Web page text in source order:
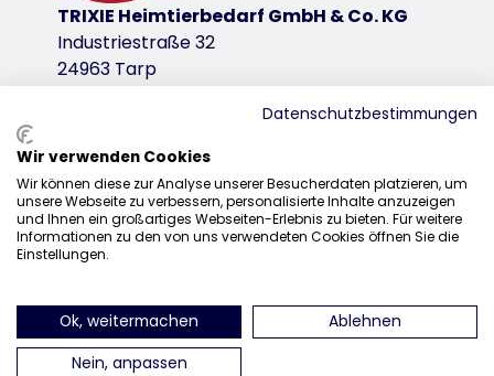
TRIXIE Heimtierbedarf GmbH & Co. KG
Industriestraße 32
24963 Tarp
Distributie
+31 20 7980 995
sales@trixie.de
vind ons op Instagram
vind ons op Facebook
vind ons op Pinterest
vind ons
Datenschutzbestimmungen
Wir verwenden Cookies
Wir können diese zur Analyse unserer Besucherdaten platzieren, um
unsere Webseite zu verbessern, personalisierte Inhalte anzuzeigen
und Ihnen ein großartiges Webseiten-Erlebnis zu bieten. Für weitere
Informationen zu den von uns verwendeten Cookies öffnen Sie die
Einstellungen.
Ok, weitermachen
Ablehnen
Nein, anpassen